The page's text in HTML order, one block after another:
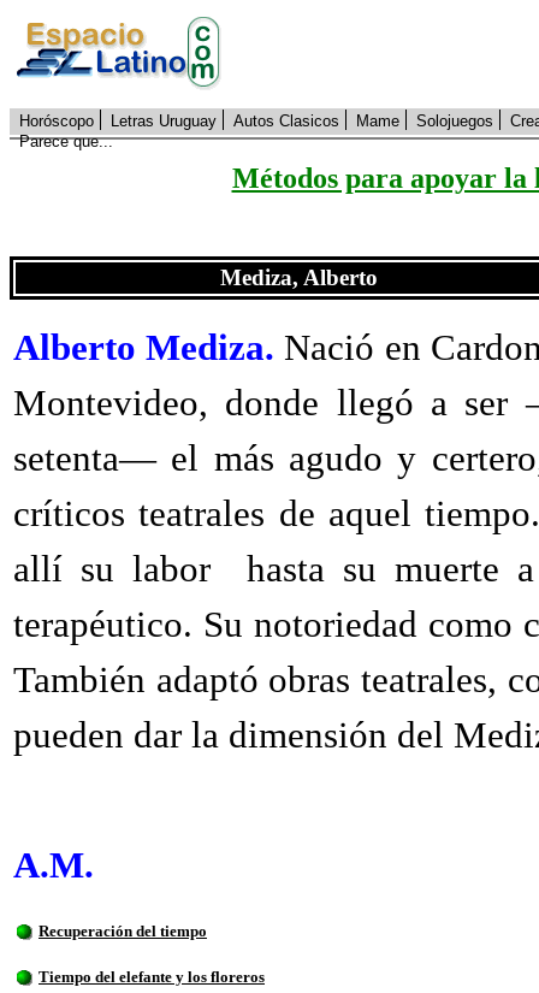
Horóscopo Letras Uruguay Autos Clasicos Mame Solojuegos
Parece que...
Métodos para apoyar
Mediza, Alberto
Alberto Mediza. Nació en
Montevideo, donde llegó a ser
setenta— el más agudo y
críticos teatrales de aquel
allí su labor
hasta su muerte
terapéutico. Su notoriedad como
También adaptó obras teatrales,
pueden dar la dimensión del
A.M.
Recuperación del tiempo
Tiempo del elefante y los floreros